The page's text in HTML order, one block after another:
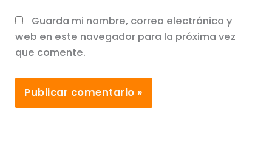
Guarda mi nombre, correo electrónico y
web en este navegador para la próxima vez
que comente.